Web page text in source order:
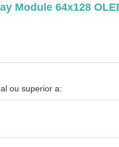
Module 64x128
ou superior a: